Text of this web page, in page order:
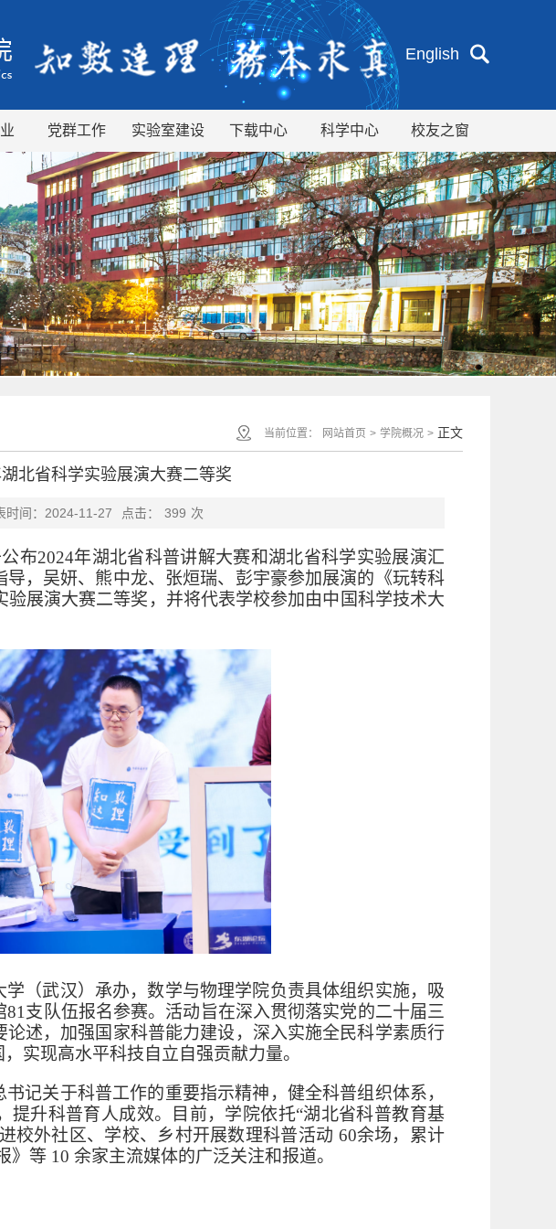
English
党群工作 实验室建设 下载中心 科学中心 校友之窗
当前位置： 网站首页 > 学院概况 > 正文
北省科学实验展演大赛二等奖
时间：2024-11-27 点击： 399 次
布2024年湖北省科普讲解大赛和湖北省科学实验展演汇
，吴妍、熊中龙、张烜瑞、彭宇豪参加展演的《玩转科
验展演大赛二等奖，并将代表学校参加由中国科学技术大
（武汉）承办，数学与物理学院负责具体组织实施，吸
81支队伍报名参赛。活动旨在深入贯彻落实党的二十届三
述，加强国家科普能力建设，深入实施全民科学素质行
实现高水平科技自立自强贡献力量。
记关于科普工作的重要指示精神，健全科普组织体系，
升科普育人成效。目前，学院依托“湖北省科普教育基
校外社区、学校、乡村开展数理科普活动 60余场，累计
》等 10 余家主流媒体的广泛关注和报道。